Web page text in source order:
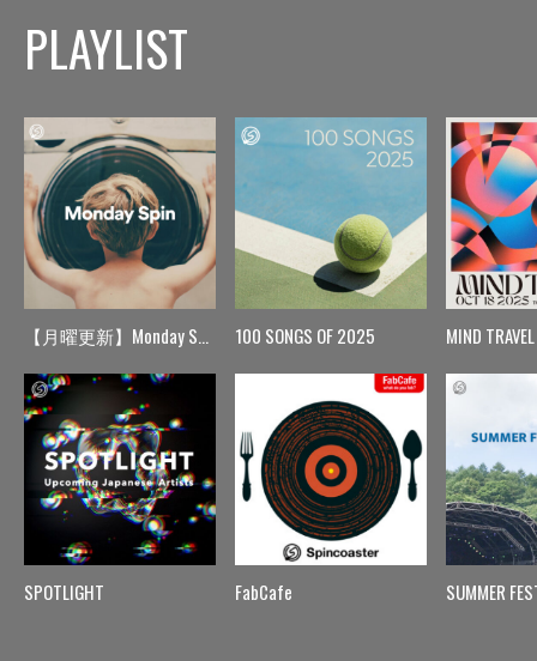
PLAYLIST
【月曜更新】Monday Spin
SPOTLIGHT
100 SONGS OF 2025
FabCafe
MIND TRAVEL
SUMMER